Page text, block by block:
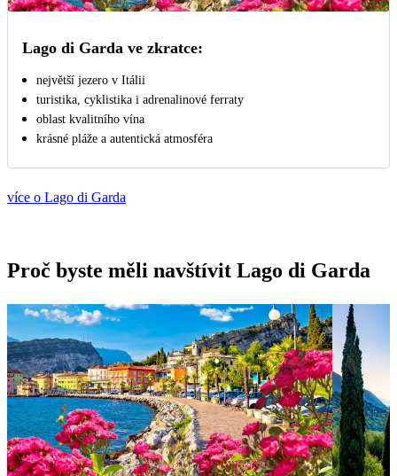
Lago di Garda ve zkratce:
největší jezero v Itálii
turistika, cyklistika i adrenalinové ferraty
oblast kvalitního vína
krásné pláže a autentická atmosféra
více o Lago di Garda
Proč byste měli navštívit Lago di Garda